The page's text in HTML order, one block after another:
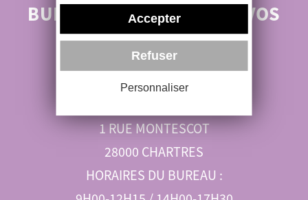
BUREAU :
POUR TOUTES VOS
RÉSERVATIONS
06 89 52 99 01
1 RUE MONTESCOT
28000 CHARTRES
HORAIRES DU BUREAU :
Accepter
Refuser
Personnaliser